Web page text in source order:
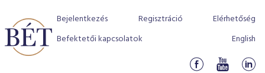
Bejelentkezés Regisztráció
Elérhetőség
Befektetői kapcsolatok
English